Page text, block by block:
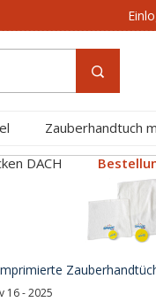
Zauberhandtuch
DACH
16 - 2025